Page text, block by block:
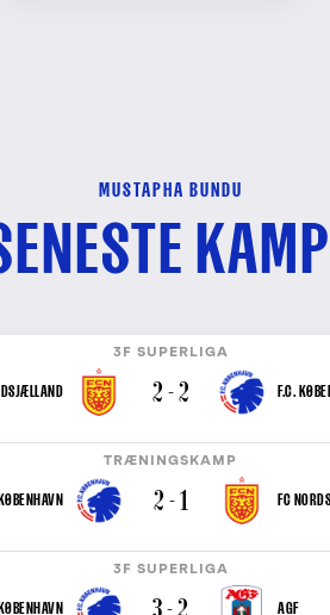
MUSTAPHA BUNDU
3F SUPERLIGA
2 - 2 F.C.
TRÆNINGSKAMP
2 - 1 FC
3F SUPERLIGA
AGF